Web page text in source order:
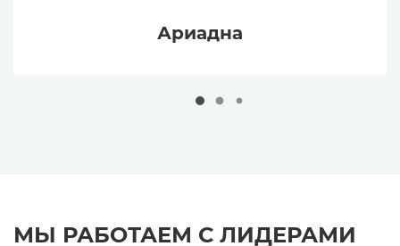
Ариадна
МЫ РАБОТАЕМ С ЛИДЕРАМИ